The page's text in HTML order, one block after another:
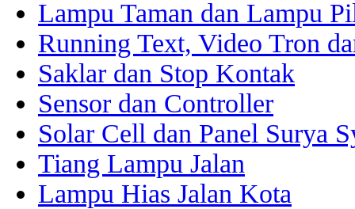
Lampu Taman dan Lampu
Running Text, Video Tron
Saklar dan Stop Kontak
Sensor dan Controller
Solar Cell dan Panel Surya
Tiang Lampu Jalan
Lampu Hias Jalan Kota